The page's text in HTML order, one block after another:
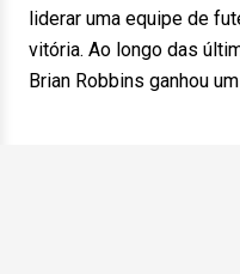
liderar uma equipe de
vitória. Ao longo das
Brian Robbins ganhou